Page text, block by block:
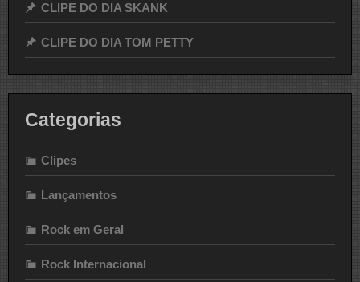
CLIPE DO DIA SKANK
CLIPE DO DIA TOM PETTY
Categorias
Clipes
Lançamentos
Rock em Geral
Rock Internacional